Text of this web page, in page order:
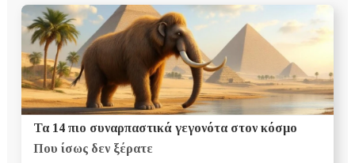
Τα 14 πιο συναρπαστικά γεγονότα στον κόσμο
Που ίσως δεν ξέρατε